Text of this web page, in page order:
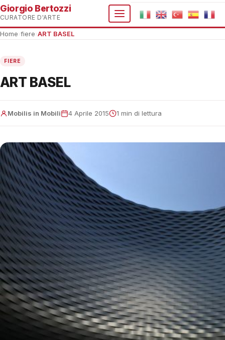
Giorgio Bertozzi
CURATORE D'ARTE
Home fiere ART BASEL
FIERE
ART BASEL
Mobilis in Mobili 4 Aprile 2015 1 min di lettura